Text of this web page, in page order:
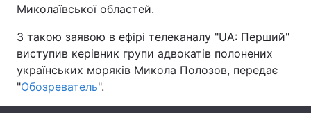
Україна
Економіка Світ
Спорт Наука
Техно і зв'язок Лайт
Миколаївської областей.
З такою заявою в ефірі телеканалу "UA: Перший"
виступив керівник групи адвокатів полонених
українських моряків Микола Полозов, передає
"Обозреватель".